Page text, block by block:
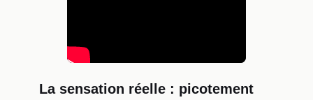
La sensation réelle : picotement